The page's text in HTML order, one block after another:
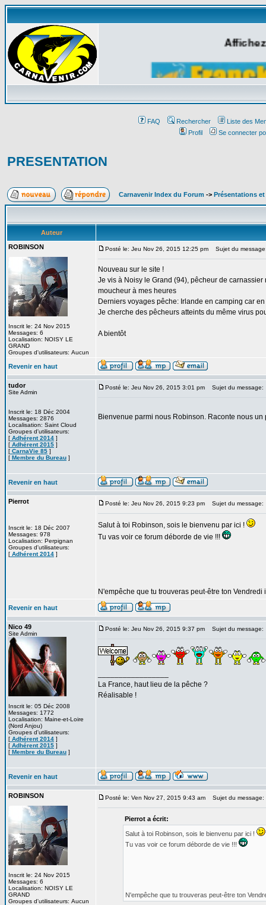
FAQ Rechercher
Liste des
Profil
Se connecter
PRESENTATION
Carnavenir Index du Forum -> Présentations
Auteur
ROBINSON
Inscrit le: 24 Nov 2015
Messages: 6
Localisation: NOISY LE
GRAND
Groupes d'utilisateurs: Aucun
Posté le: Jeu Nov 26, 2015 12:25 pm Sujet du
Nouveau sur le site !
Je vis à Noisy le Grand (94), pêcheur de
moucheur à mes heures
Derniers voyages pêche: Irlande en camping car
Je cherche des pêcheurs atteints du même virus
A bientôt
Revenir en haut
tudor
Site Admin
Inscrit le: 18 Déc 2004
Messages: 2876
Localisation: Saint Cloud
Groupes d'utilisateurs:
[ Adhérent 2014 ]
[ Adhérent 2015 ]
[ CarnaVie 85 ]
[ Membre du Bureau ]
Posté le: Jeu Nov 26, 2015 3:01 pm Sujet du message:
Bienvenue parmi nous Robinson. Raconte nous
Revenir en haut
Pierrot
Inscrit le: 18 Déc 2007
Messages: 978
Localisation: Perpignan
Groupes d'utilisateurs:
[ Adhérent 2014 ]
Posté le: Jeu Nov 26, 2015 9:23 pm Sujet du message:
Salut à toi Robinson, sois le bienvenu par ici !
Tu vas voir ce forum déborde de vie !!!
N'empêche que tu trouveras peut-être ton Vendredi
Revenir en haut
Nico 49
Site Admin
Inscrit le: 05 Déc 2008
Messages: 1772
Localisation: Maine-et-Loire
(Nord Anjou)
Groupes d'utilisateurs:
[ Adhérent 2014 ]
[ Adhérent 2015 ]
[ Membre du Bureau ]
Posté le: Jeu Nov 26, 2015 9:37 pm Sujet du message:
La France, haut lieu de la pêche ?
Réalisable !
Revenir en haut
ROBINSON
Inscrit le: 24 Nov 2015
Messages: 6
Localisation: NOISY LE
GRAND
Groupes d'utilisateurs: Aucun
Posté le: Ven Nov 27, 2015 9:43 am Sujet du message:
Pierrot a écrit:
Salut à toi Robinson, sois le bienvenu par ici !
Tu vas voir ce forum déborde de vie !!!
N'empêche que tu trouveras peut-être ton